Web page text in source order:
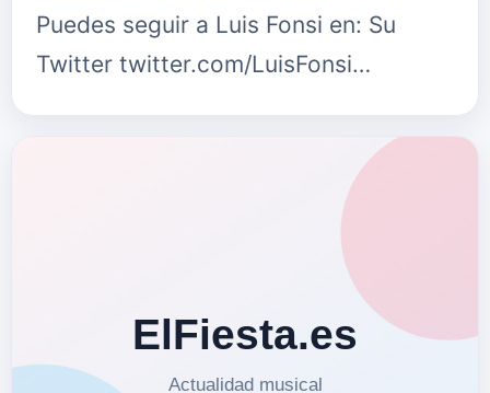
Puedes seguir a Luis Fonsi en: Su
Twitter twitter.com/LuisFonsi…